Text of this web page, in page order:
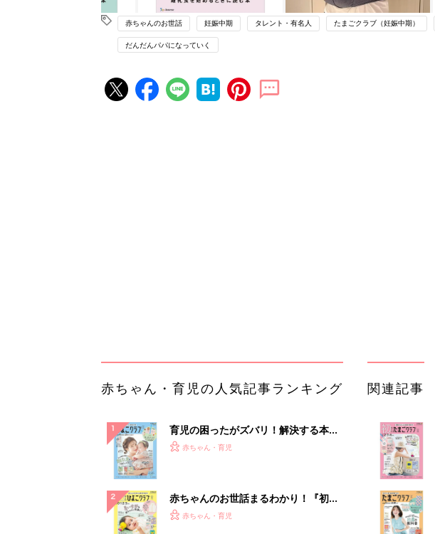
赤ちゃんのお世話 妊娠中期 タレント・有名人 たまごクラブ（妊娠中期）
だんだんパパになっていく
が見逃せない！
PR（Amazon）
ランキングをもっと見る